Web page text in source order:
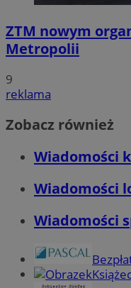
ZTM nowym
Metropolii
9
reklama
Zobacz również
Wiadomości
Wiadomości
Wiadomości